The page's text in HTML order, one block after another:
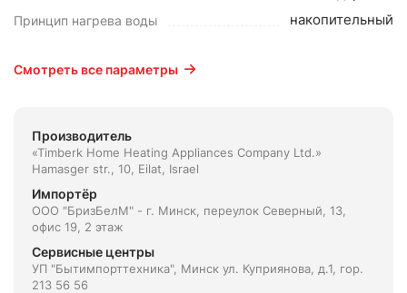
Принцип нагрева воды накопительный
Смотреть все параметры
Производитель
«Timberk Home Heating Appliances Company Ltd.»
Hamasger str., 10, Eilat, Israel
Импортёр
ООО "БризБелМ" - г. Минск, переулок Северный, 13,
офис 19, 2 этаж
Сервисные центры
УП "Бытимпорттехника", Минск ул. Куприянова, д.1, гор.
213 56 56